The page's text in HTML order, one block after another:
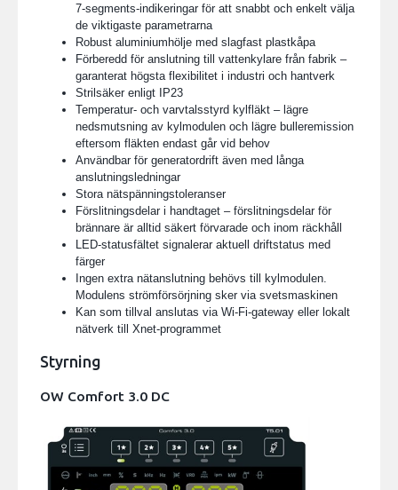
7-segments-indikeringar för att snabbt och enkelt välja
de viktigaste parametrarna
Robust aluminiumhölje med slagfast plastkåpa
Förberedd för anslutning till vattenkylare från fabrik –
garanterat högsta flexibilitet i industri och hantverk
Strilsäker enligt IP23
Temperatur- och varvtalsstyrd kylfläkt – lägre
nedsmutsning av kylmodulen och lägre bulleremission
eftersom fläkten endast går vid behov
Användbar för generatordrift även med långa
anslutningsledningar
Stora nätspänningstoleranser
Förslitningsdelar i handtaget – förslitningsdelar för
brännare är alltid säkert förvarade och inom räckhåll
LED-statusfältet signalerar aktuell driftstatus med
färger
Ingen extra nätanslutning behövs till kylmodulen.
Modulens strömförsörjning sker via svetsmaskinen
Kan som tillval anslutas via Wi-Fi-gateway eller lokalt
nätverk till Xnet-programmet
Styrning
OW Comfort 3.0 DC